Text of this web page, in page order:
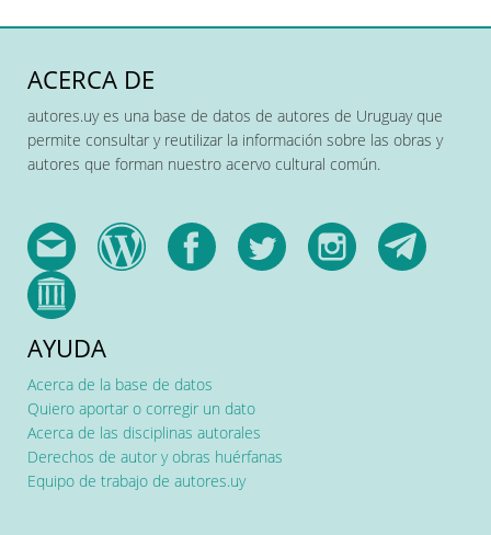
ACERCA DE
autores.uy es una base de datos de autores de Uruguay que
permite consultar y reutilizar la información sobre las obras y
autores que forman nuestro acervo cultural común.
AYUDA
Acerca de la base de datos
Quiero aportar o corregir un dato
Acerca de las disciplinas autorales
Derechos de autor y obras huérfanas
Equipo de trabajo de autores.uy